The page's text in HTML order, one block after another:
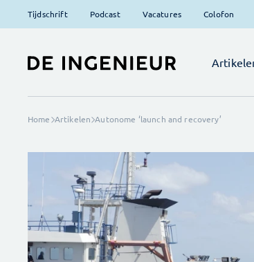
Tijdschrift Podcast Vacatures Colofon
Home Artikelen Autonome ‘launch and recovery’